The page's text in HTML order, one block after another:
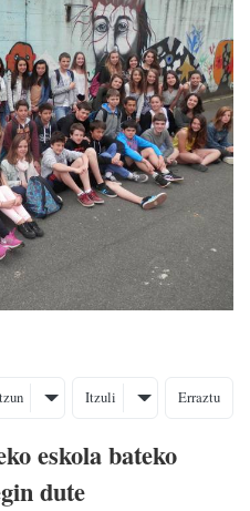
Itzuli Erraztu
eskola bateko
dute